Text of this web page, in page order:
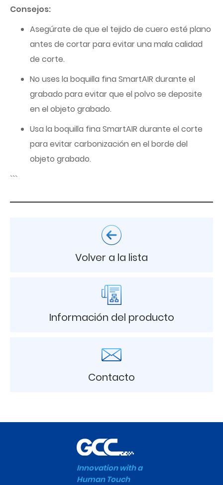
Consejos:
Asegúrate de que el tejido de cuero esté plano
antes de cortar para evitar una mala calidad
de corte.
No uses la boquilla fina SmartAIR durante el
grabado para evitar que el polvo se deposite
en el objeto grabado.
Usa la boquilla fina SmartAIR durante el corte
para evitar carbonización en el borde del
objeto grabado.
```
Volver a la lista
Información del producto
Contacto
Innovation with a
Human Touch